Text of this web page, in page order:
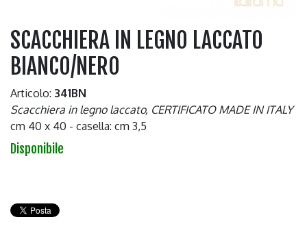
SCACCHIERA IN LEGNO LACCATO
BIANCO/NERO
Articolo: 341BN
Scacchiera in legno laccato, CERTIFICATO MADE IN ITALY
cm 40 x 40 - casella: cm 3,5
Disponibile